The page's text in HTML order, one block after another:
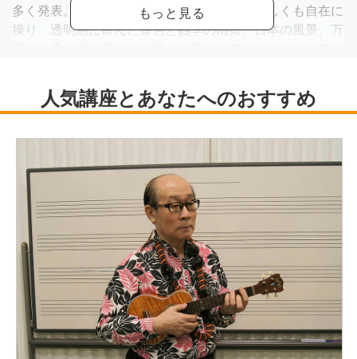
多く発表。高い評価を得ている。優しくも激しくも自在に
操り、透明感に富んだ音色と四季の情景、日本の風景、万
童謡・叙情歌のアルバム「浜辺の歌」他８枚、万葉集をテ
ーマにしたアルバム５枚をはじめ、「源氏物語」「織姫の
広い活動を続けている。